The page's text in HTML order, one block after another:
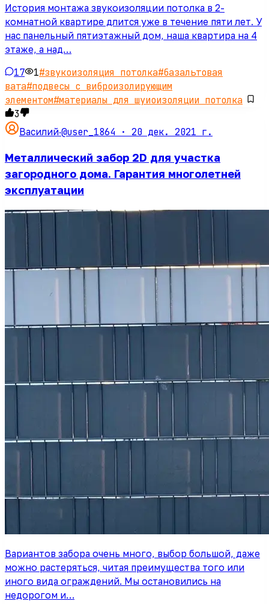
История монтажа звукоизоляции потолка в 2-
комнатной квартире длится уже в течение пяти лет. У
нас панельный пятиэтажный дом, наша квартира на 4
этаже, а над…
17 1#звукоизоляция потолка#базальтовая
вата#подвесы с виброизолирующим
элементом#материалы для шуиоизоляции потолка
3
Василий·@user_1864 · 20 дек. 2021 г.
Металлический забор 2D для участка
загородного дома. Гарантия многолетней
эксплуатации
Вариантов забора очень много, выбор большой, даже
можно растеряться, читая преимущества того или
иного вида ограждений. Мы остановились на
недорогом и…